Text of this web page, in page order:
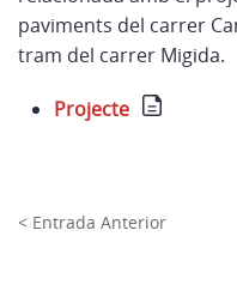
paviments del carrer
tram del carrer Migida.
Projecte
< Entrada Anterior